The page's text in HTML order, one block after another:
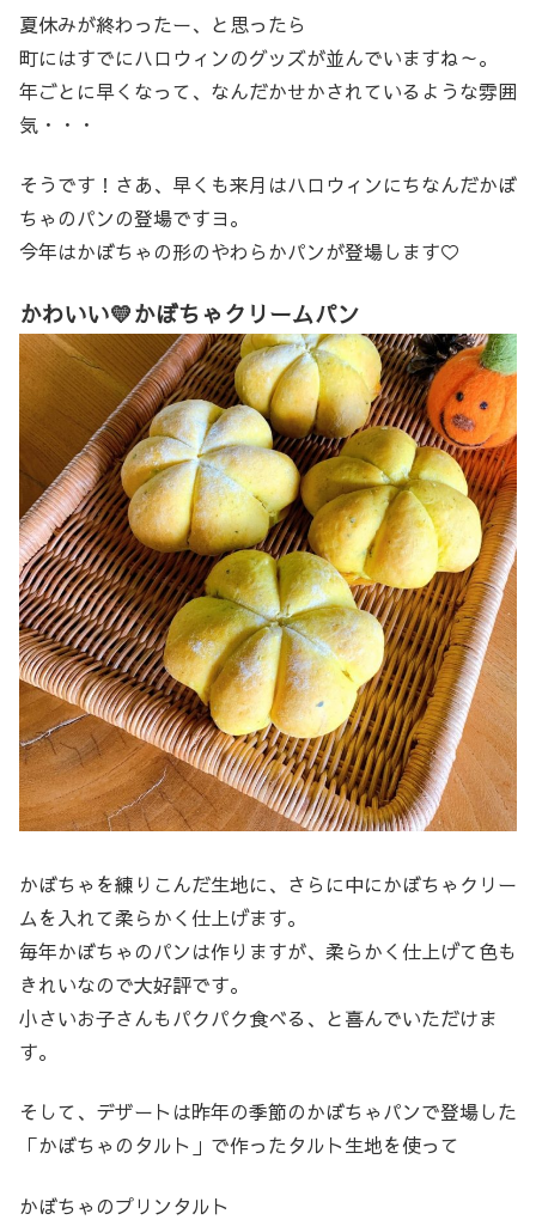
夏休みが終わったー、と思ったら
町にはすでにハロウィンのグッズが並んでいますね～。
年ごとに早くなって、なんだかせかされているような雰囲
気・・・
そうです！さあ、早くも来月はハロウィンにちなんだかぼ
ちゃのパンの登場ですヨ。
今年はかぼちゃの形のやわらかパンが登場します♡
かわいい💛かぼちゃクリームパン
かぼちゃを練りこんだ生地に、さらに中にかぼちゃクリー
ムを入れて柔らかく仕上げます。
毎年かぼちゃのパンは作りますが、柔らかく仕上げて色も
きれいなので大好評です。
小さいお子さんもパクパク食べる、と喜んでいただけま
す。
そして、デザートは昨年の季節のかぼちゃパンで登場した
「かぼちゃのタルト」で作ったタルト生地を使って
かぼちゃのプリンタルト